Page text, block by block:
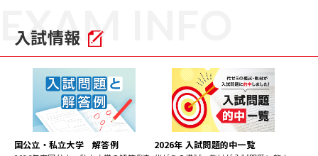
入試情報
EXAM INFO
国公立・私立大学 解答例 2026年 入試問題的中一覧